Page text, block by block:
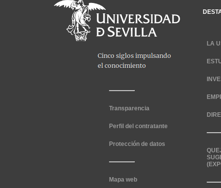
Transparencia
Perfil del contratante
Protección de datos
Mapa web
LA